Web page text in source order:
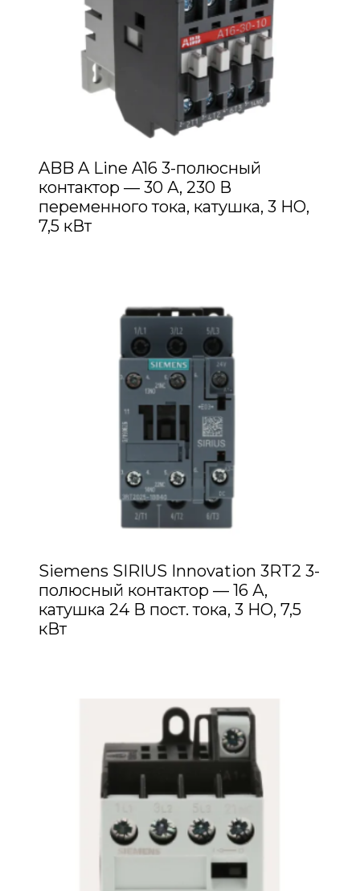
ABB A Line A16 3-полюсный
контактор — 30 А, 230 В
переменного тока, катушка, 3 НО,
7,5 кВт
Siemens SIRIUS Innovation 3RT2 3-
полюсный контактор — 16 А,
катушка 24 В пост. тока, 3 НО, 7,5
кВт